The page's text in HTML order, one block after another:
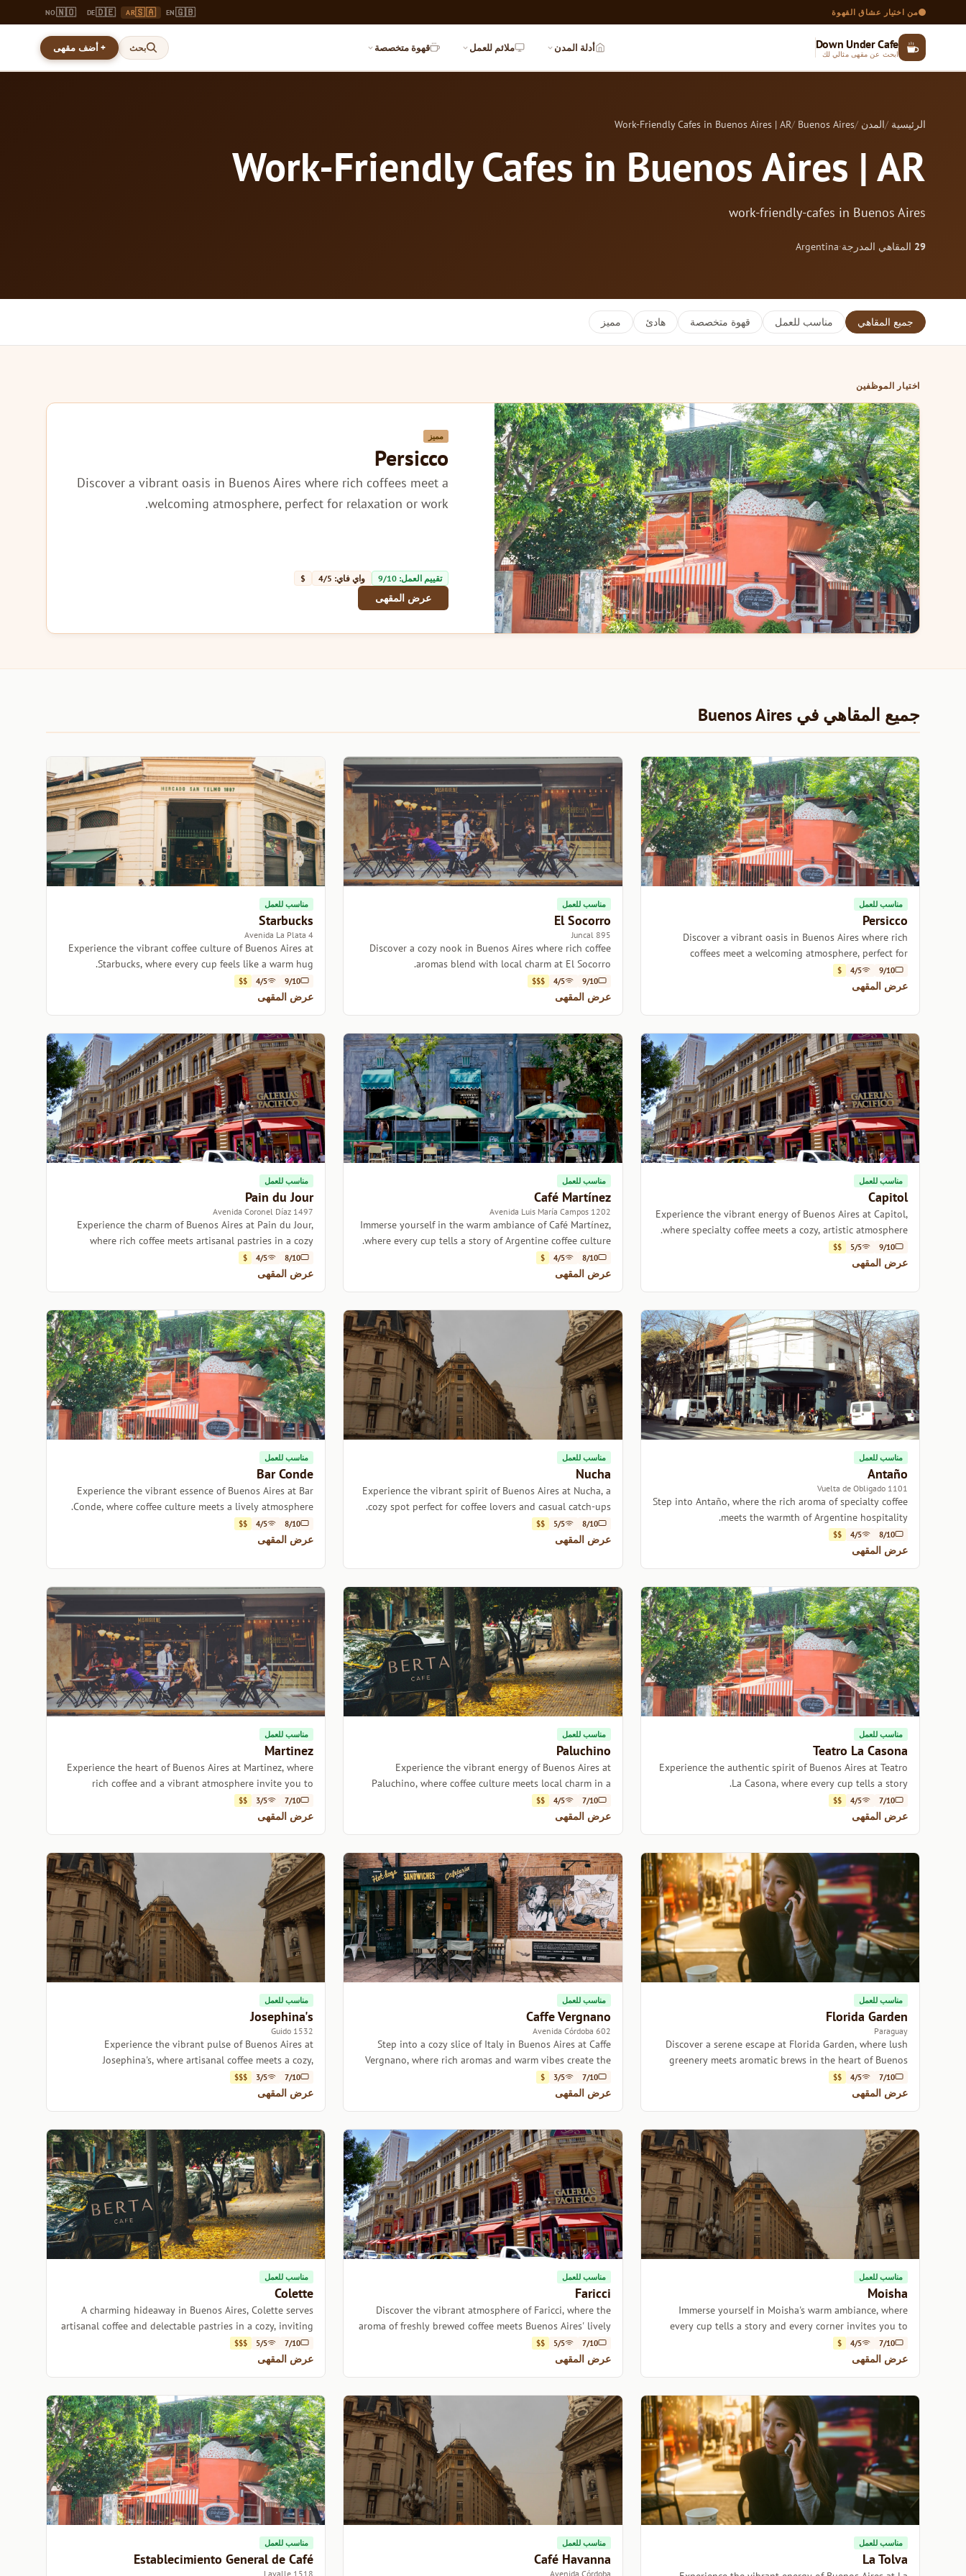
من اختيار عشاق القهوة 🇬🇧
EN
🇸🇦
AR
🇩🇪
DE
🇳🇴
NO
Down Under Cafe
ابحث عن مقهى مثالي لك أدلة المدن ملائم للعمل قهوة متخصصة بحث + أضف مقهى
الرئيسية المدن Buenos Aires
Work-Friendly Cafes in Buenos Aires | AR
Work-Friendly Cafes in Buenos Aires | AR
work-friendly-cafes in Buenos Aires
29 المقاهي المدرجة·
Argentina
جميع المقاهي مناسب للعمل قهوة متخصصة هادئ مميز
اختيار الموظفين
مميز
Persicco
Discover a vibrant oasis in Buenos Aires where rich coffees meet a
welcoming atmosphere, perfect for relaxation or work.
تقييم العمل: 9/10 واي فاي: 4/5 $
عرض المقهى
جميع المقاهي في Buenos Aires
مناسب للعمل
Persicco
Discover a vibrant oasis in Buenos Aires where rich
coffees meet a welcoming atmosphere, perfect for
relaxation or work.
9/10
4/5
$
عرض المقهى
مناسب للعمل
El Socorro
895 Juncal
Discover a cozy nook in Buenos Aires where rich coffee
aromas blend with local charm at El Socorro.
9/10
4/5
$$$
عرض المقهى
مناسب للعمل
Starbucks
4 Avenida La Plata
Experience the vibrant coffee culture of Buenos Aires at
Starbucks, where every cup feels like a warm hug.
9/10
4/5
$$
عرض المقهى
مناسب للعمل
Capitol
Experience the vibrant energy of Buenos Aires at Capitol,
where specialty coffee meets a cozy, artistic atmosphere.
9/10
5/5
$$
عرض المقهى
مناسب للعمل
Café Martínez
1202 Avenida Luis María Campos
Immerse yourself in the warm ambiance of Café Martínez,
where every cup tells a story of Argentine coffee culture.
8/10
4/5
$
عرض المقهى
مناسب للعمل
Pain du Jour
1497 Avenida Coronel Díaz
Experience the charm of Buenos Aires at Pain du Jour,
where rich coffee meets artisanal pastries in a cozy
setting.
8/10
4/5
$
عرض المقهى
مناسب للعمل
Antaño
1101 Vuelta de Obligado
Step into Antaño, where the rich aroma of specialty coffee
meets the warmth of Argentine hospitality.
8/10
4/5
$$
عرض المقهى
مناسب للعمل
Nucha
Experience the vibrant spirit of Buenos Aires at Nucha, a
cozy spot perfect for coffee lovers and casual catch-ups.
8/10
5/5
$$
عرض المقهى
مناسب للعمل
Bar Conde
Experience the vibrant essence of Buenos Aires at Bar
Conde, where coffee culture meets a lively atmosphere.
8/10
4/5
$$
عرض المقهى
مناسب للعمل
Teatro La Casona
Experience the authentic spirit of Buenos Aires at Teatro
La Casona, where every cup tells a story.
7/10
4/5
$$
عرض المقهى
مناسب للعمل
Paluchino
Experience the vibrant energy of Buenos Aires at
Paluchino, where coffee culture meets local charm in a
cozy setting.
7/10
4/5
$$
عرض المقهى
مناسب للعمل
Martinez
Experience the heart of Buenos Aires at Martinez, where
rich coffee and a vibrant atmosphere invite you to
unwind.
7/10
3/5
$$
عرض المقهى
مناسب للعمل
Florida Garden
Paraguay
Discover a serene escape at Florida Garden, where lush
greenery meets aromatic brews in the heart of Buenos
Aires.
7/10
4/5
$$
عرض المقهى
مناسب للعمل
Caffe Vergnano
602 Avenida Córdoba
Step into a cozy slice of Italy in Buenos Aires at Caffe
Vergnano, where rich aromas and warm vibes create the
perfect coffee escape.
7/10
3/5
$
عرض المقهى
مناسب للعمل
Josephina's
1532 Guido
Experience the vibrant pulse of Buenos Aires at
Josephina's, where artisanal coffee meets a cozy,
welcoming atmosphere.
7/10
3/5
$$$
عرض المقهى
مناسب للعمل
Moisha
Immerse yourself in Moisha's warm ambiance, where
every cup tells a story and every corner invites you to
linger.
7/10
4/5
$
عرض المقهى
مناسب للعمل
Faricci
Discover the vibrant atmosphere of Faricci, where the
aroma of freshly brewed coffee meets Buenos Aires' lively
spirit.
7/10
5/5
$$
عرض المقهى
مناسب للعمل
Colette
A charming hideaway in Buenos Aires, Colette serves
artisanal coffee and delectable pastries in a cozy, inviting
atmosphere.
7/10
5/5
$$$
عرض المقهى
مناسب للعمل
La Tolva
مناسب للعمل
Café Havanna
Avenida Córdoba
مناسب للعمل
Establecimiento General de Café
1518 Lavalle